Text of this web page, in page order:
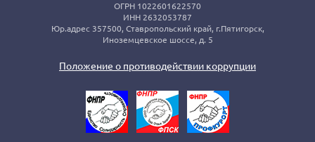
ОГРН 1022601622570
ИНН 2632053787
Юр.адрес 357500, Ставропольский край, г.Пятигорск,
Иноземцевское шоссе, д. 5
Положение о противодействии коррупции